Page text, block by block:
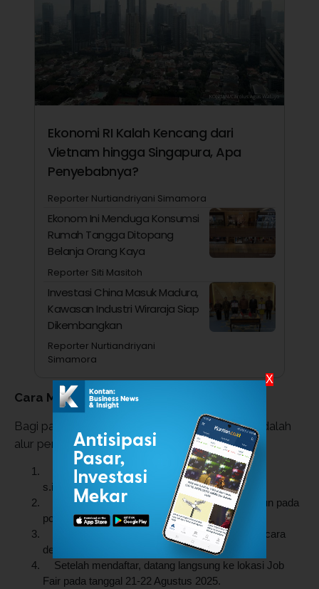
Ekonomi RI Kalah Kencang dari
Vietnam hingga Singapura, Apa
Penyebabnya?
Reporter Nurtiandriyani Simamora
Ekonom Ini Menduga Konsumsi
Rumah Tangga Ditopang
Belanja Orang Kaya
Reporter Siti Masitoh
Investasi China Masuk Madura,
Kawasan Industri Wiraraja Siap
Dikembangkan
Reporter Nurtiandriyani
Simamora
Cara Mendaftar Job Fair Jateng 2025
Bagi para pencari kerja yang tertarik, berikut adalah
alur pendaftaran yang harus diikuti:
Akses situs resmi pendaftaran di
s.id/jobfairjateng2025.
Klik "Lihat lowongan kerja di sini" dan buat akun pada
portal Job Fair.
Lengkapi data diri dan formulir pendaftaran secara
detail.
Setelah mendaftar, datang langsung ke lokasi Job
Fair pada tanggal 21-22 Agustus 2025.
X